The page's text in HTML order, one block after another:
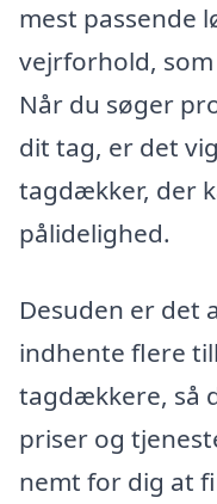
mest passende
vejrforhold,
Når du søger
dit tag, er det
tagdækker, der
pålidelighed.
Desuden er det
indhente flere
tagdækkere, så
priser og
nemt for dig at